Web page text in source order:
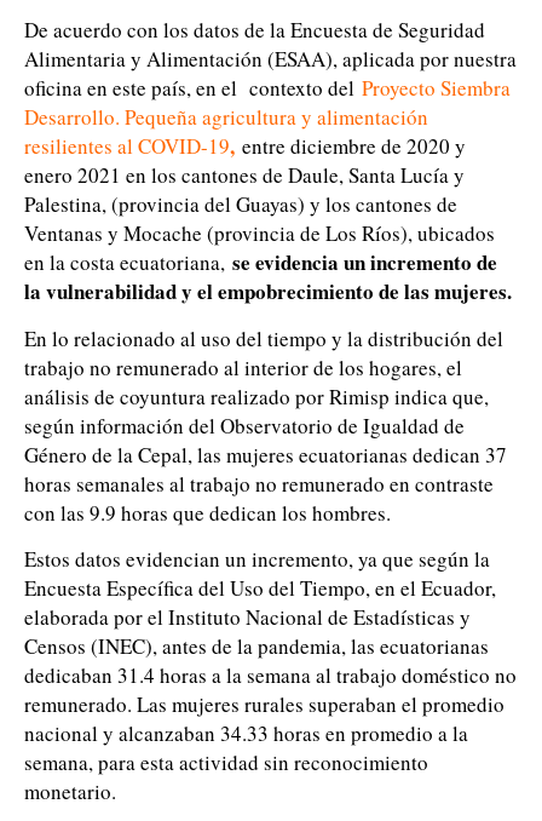
De acuerdo con los datos de la Encuesta de Seguridad
Alimentaria y Alimentación (ESAA), aplicada por nuestra
oficina en este país, en el contexto del Proyecto Siembra
Desarrollo. Pequeña agricultura y alimentación
resilientes al COVID-19, entre diciembre de 2020 y
enero 2021 en los cantones de Daule, Santa Lucía y
Palestina, (provincia del Guayas) y los cantones de
Ventanas y Mocache (provincia de Los Ríos), ubicados
en la costa ecuatoriana, se evidencia un incremento de
la vulnerabilidad y el empobrecimiento de las mujeres.
En lo relacionado al uso del tiempo y la distribución del
trabajo no remunerado al interior de los hogares, el
análisis de coyuntura realizado por Rimisp indica que,
según información del Observatorio de Igualdad de
Género de la Cepal, las mujeres ecuatorianas dedican 37
horas semanales al trabajo no remunerado en contraste
con las 9.9 horas que dedican los hombres.
Estos datos evidencian un incremento, ya que según la
Encuesta Específica del Uso del Tiempo, en el Ecuador,
elaborada por el Instituto Nacional de Estadísticas y
Censos (INEC), antes de la pandemia, las ecuatorianas
dedicaban 31.4 horas a la semana al trabajo doméstico no
remunerado. Las mujeres rurales superaban el promedio
nacional y alcanzaban 34.33 horas en promedio a la
semana, para esta actividad sin reconocimiento
monetario.